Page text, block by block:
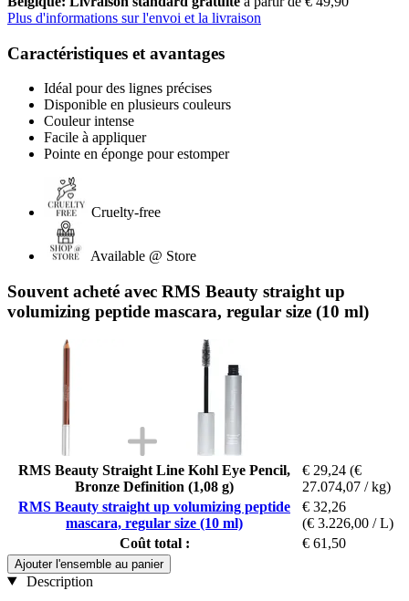
Plus d'informations sur l'envoi et la livraison
Caractéristiques et avantages
Idéal pour des lignes précises
Disponible en plusieurs couleurs
Couleur intense
Facile à appliquer
Pointe en éponge pour estomper
Cruelty-free
Available @ Store
Souvent acheté avec RMS Beauty straight up
volumizing peptide mascara, regular size (10 ml)
RMS Beauty Straight Line Kohl Eye Pencil,
Bronze Definition (1,08 g)
€ 29,24 (€
27.074,07 / kg)
RMS Beauty straight up volumizing peptide
mascara, regular size (10 ml)
€ 32,26
(€ 3.226,00 / L)
Coût total :
€ 61,50
Ajouter l'ensemble au panier
Description